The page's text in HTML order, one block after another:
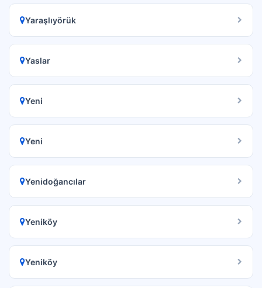
Yaraşlıyörük
Yaslar
Yeni
Yeni
Yenidoğancılar
Yeniköy
Yeniköy